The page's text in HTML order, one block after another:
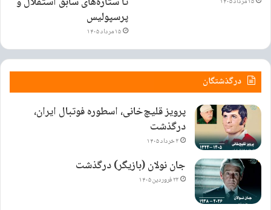
پرسپولیس
۱۵ مرداد ۱۴۰۵
درگذشتگان
پرویز قلیچ‌خانی، اسطوره فوتبال ایران،
درگذشت
۳ خرداد ۱۴۰۵
جان نولان (بازیگر) درگذشت
۲۳ فروردین ۱۴۰۵